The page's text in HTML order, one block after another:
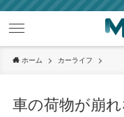
ホーム カーライフ
車の荷物が崩